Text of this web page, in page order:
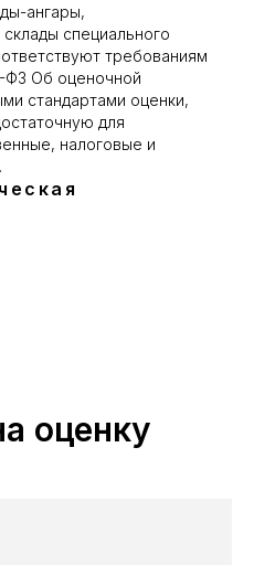
ангары,
специального
требованиям
ФЗ Об оценочной
стандартами оценки,
для
налоговые и
оценку